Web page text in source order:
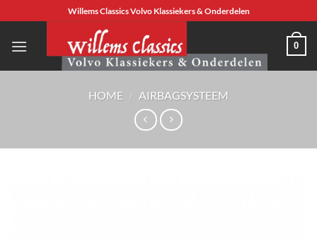
naar
inhoud
Willems Classics Volvo Klassiekers & Onderdelen
0
HOME / AIRBAGSYSTEEM